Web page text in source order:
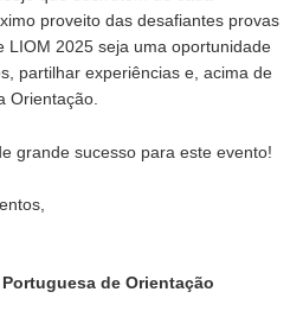
proveito das desafiantes provas
LIOM 2025 seja uma oportunidade
partilhar experiências e, acima de
Orientação.
grande sucesso para este evento!
de Orientação